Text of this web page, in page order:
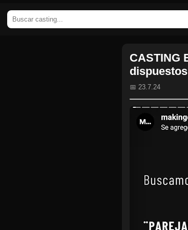
CASTING
📅 23.7.24